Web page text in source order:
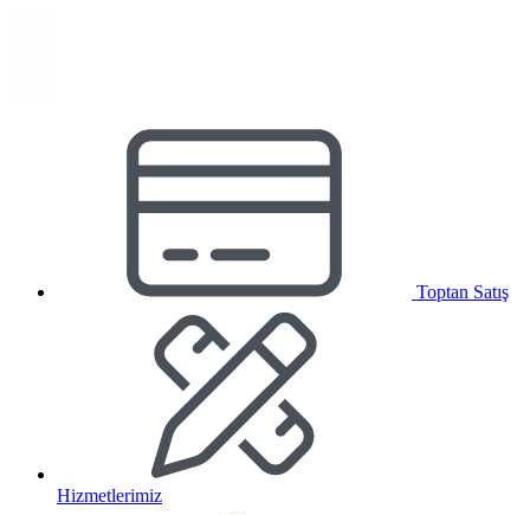
Toptan Satış
Hizmetlerimiz